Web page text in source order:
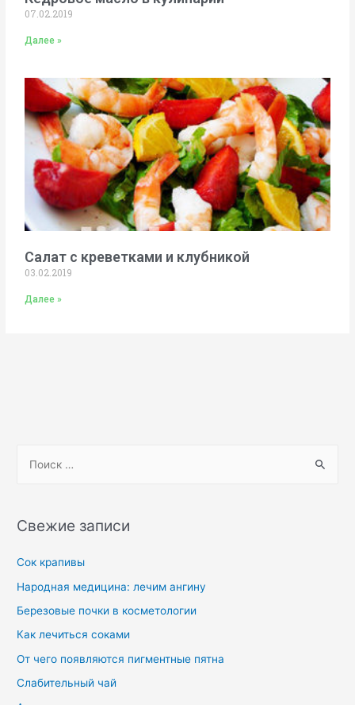
07.02.2019
Далее »
Салат с креветками и клубникой
03.02.2019
Далее »
Свежие записи
Сок крапивы
Народная медицина: лечим ангину
Березовые почки в косметологии
Как лечиться соками
От чего появляются пигментные пятна
Слабительный чай